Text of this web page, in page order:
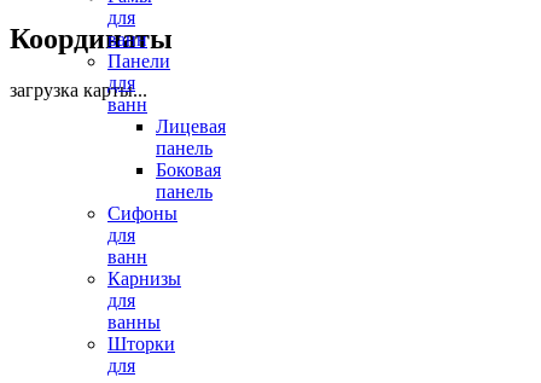
для
ванн
Панели
для
ванн
Лицевая
панель
Боковая
панель
Сифоны
для
ванн
Карнизы
для
ванны
Шторки
для
Координаты
загрузка карты...